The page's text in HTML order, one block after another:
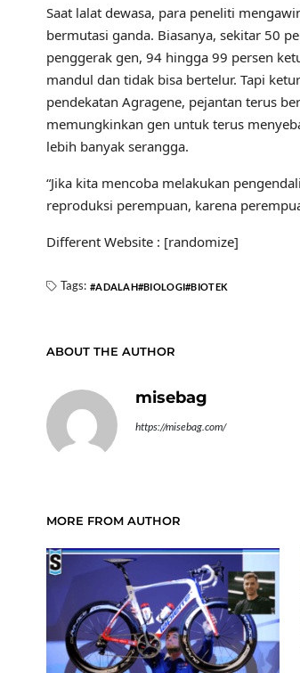
Saat lalat dewasa, para peneliti
bermutasi ganda. Biasanya, sekitar 50
penggerak gen, 94 hingga 99 persen
mandul dan tidak bisa bertelur. Tapi
pendekatan Agragene, pejantan terus
memungkinkan gen untuk terus
lebih banyak serangga.
“Jika kita mencoba melakukan
reproduksi perempuan, karena
Different Website : [randomize]
Tags: ADALAH BIOLOGI BIOTEK
ABOUT THE AUTHOR
misebag
https://misebag.com/
MORE FROM AUTHOR